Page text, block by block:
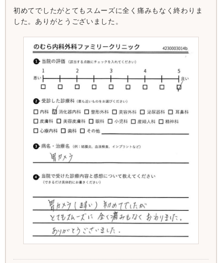
初めてでしたがとてもスムーズに全く痛みもなく終わりま
した。ありがとうございました。